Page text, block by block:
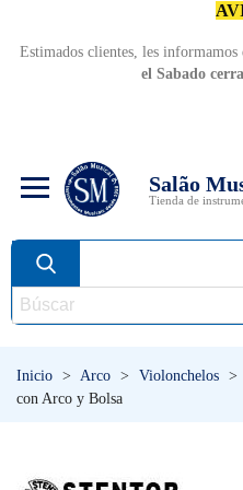
Estimados clientes, les informamos
el Sabado
Salão
Tienda de
Inicio > Arco > Violonchelos >
con Arco y Bolsa